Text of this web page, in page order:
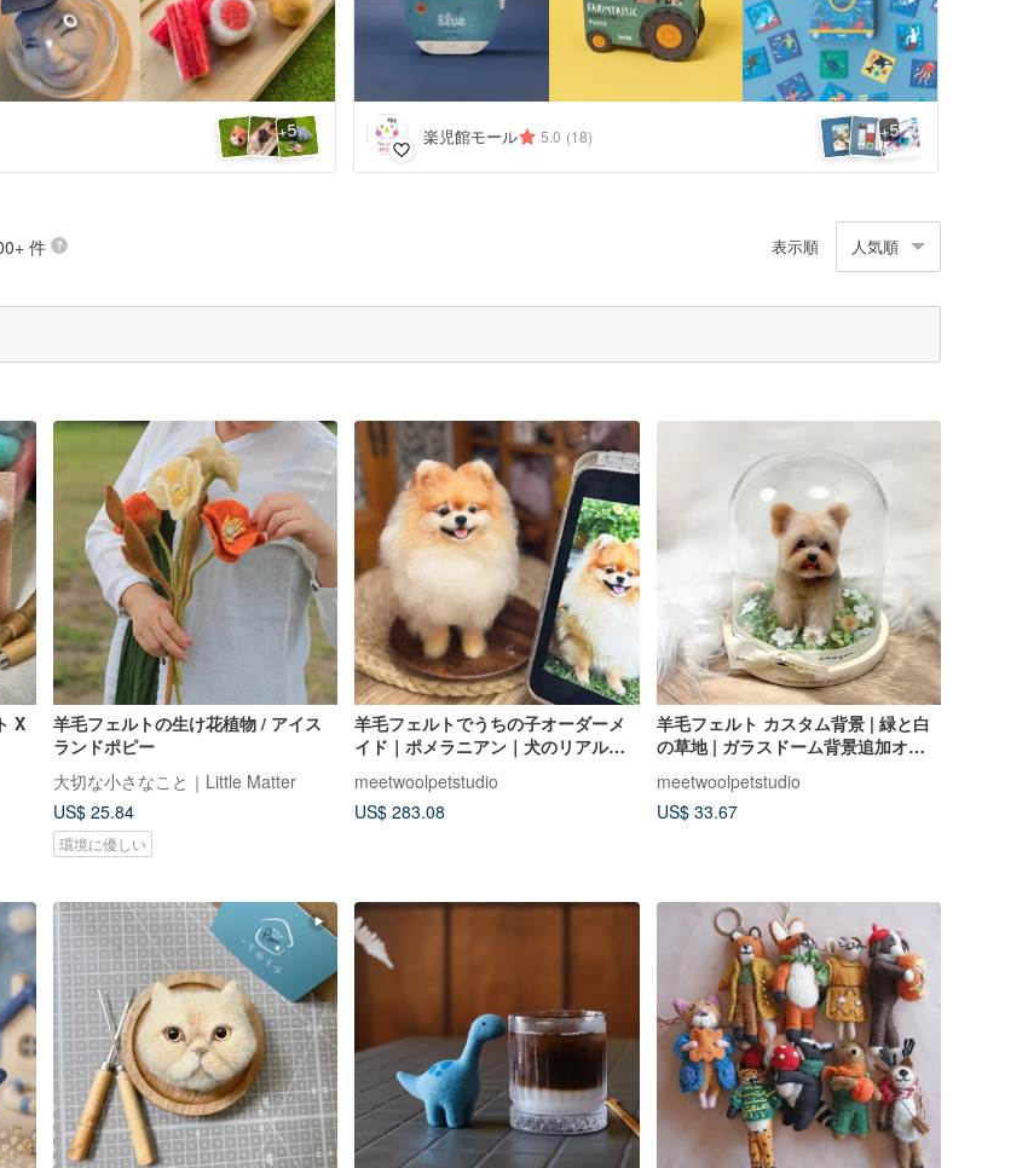
+5 楽児館モール 5.0 (18) +5
件 表示順 人気順
X
羊毛フェルトの生け花植物 / アイス
ランドポピー
大切な小さなこと｜Little Matter
US$ 25.84
環境に優しい
羊毛フェルトでうちの子オーダーメ
イド｜ポメラニアン｜犬のリアルな
置物 ガラスドーム入り｜誕生日、バ
レンタインのプレゼント
meetwoolpetstudio
US$ 283.08
羊毛フェルト カスタム背景 | 緑と白
の草地 | ガラスドーム背景追加オプ
ション | 誕生日、バレンタインギフ
ト
meetwoolpetstudio
US$ 33.67